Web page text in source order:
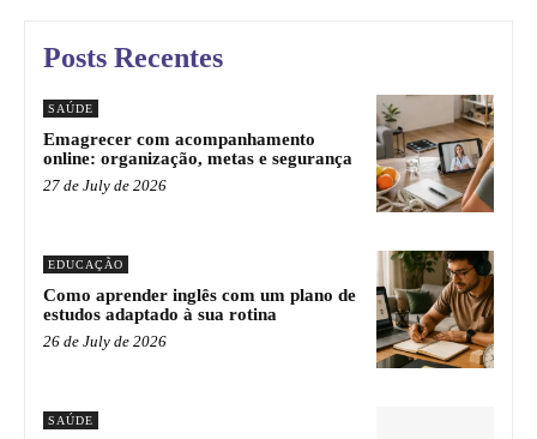
Posts Recentes
SAÚDE
Emagrecer com acompanhamento
online: organização, metas e segurança
27 de July de 2026
EDUCAÇÃO
Como aprender inglês com um plano de
estudos adaptado à sua rotina
26 de July de 2026
SAÚDE